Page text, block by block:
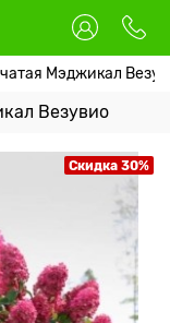
Мэджикал
Везувио
Скидка 30%